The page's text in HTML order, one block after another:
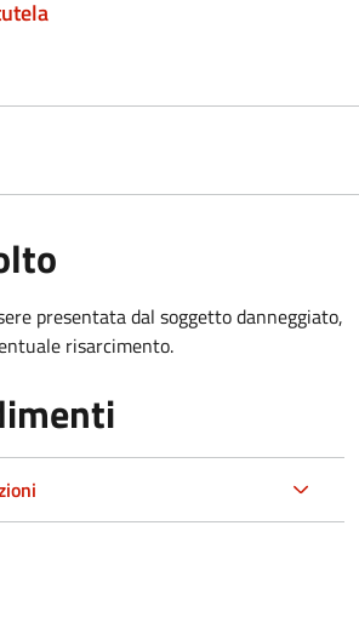
presentata dal soggetto danneggiato,
risarcimento.